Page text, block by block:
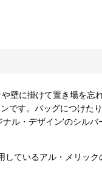
壁に掛けて置き場を忘
です。バッグにつけた
ル・デザイン’のシル
ているアル・メリッ